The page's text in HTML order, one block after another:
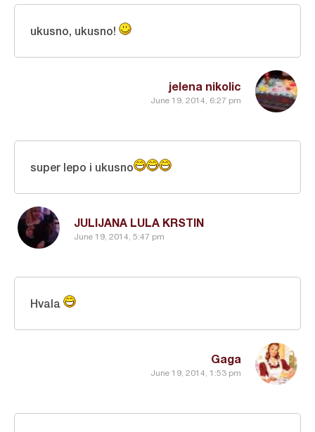
jelena nikolic
June 19, 2014, 6:27 pm
ukusno, ukusno!
JULIJANA LULA KRSTIN
June 19, 2014, 5:47 pm
super lepo i ukusno
Gaga
June 19, 2014, 1:53 pm
Hvala